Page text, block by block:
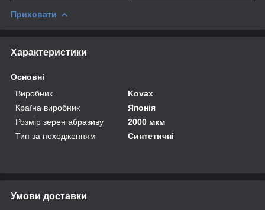
Приховати
Характеристики
Основні
Виробник
Kovax
Країна виробник
Японія
Розмір зерен абразиву
2000 мкм
Тип за походженням
Синтетичні
Умови доставки